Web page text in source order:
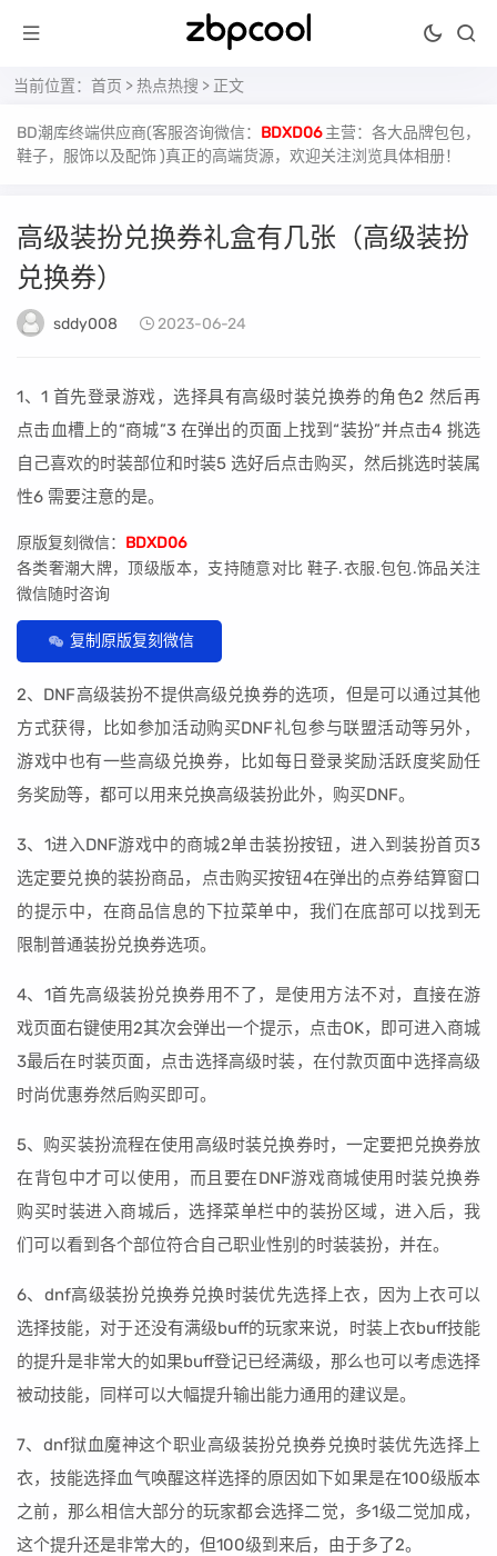
当前位置： 首页 >热点热搜 > 正文
BD潮库终端供应商(客服咨询微信： BDXD06 主营：各大品牌包包，
鞋子，服饰以及配饰 )真正的高端货源，欢迎关注浏览具体相册！
高级装扮兑换券礼盒有几张（高级装扮
兑换券）
sddy008 2023-06-24
1、1 首先登录游戏，选择具有高级时装兑换券的角色2 然后再
点击血槽上的“商城”3 在弹出的页面上找到“装扮”并点击4 挑选
自己喜欢的时装部位和时装5 选好后点击购买，然后挑选时装属
性6 需要注意的是。
原版复刻微信： BDXD06
各类奢潮大牌，顶级版本，支持随意对比 鞋子.衣服.包包.饰品关注
微信随时咨询
复制原版复刻微信
2、DNF高级装扮不提供高级兑换券的选项，但是可以通过其他
方式获得，比如参加活动购买DNF礼包参与联盟活动等另外，
游戏中也有一些高级兑换券，比如每日登录奖励活跃度奖励任
务奖励等，都可以用来兑换高级装扮此外，购买DNF。
3、1进入DNF游戏中的商城2单击装扮按钮，进入到装扮首页3
选定要兑换的装扮商品，点击购买按钮4在弹出的点券结算窗口
的提示中，在商品信息的下拉菜单中，我们在底部可以找到无
限制普通装扮兑换券选项。
4、1首先高级装扮兑换券用不了，是使用方法不对，直接在游
戏页面右键使用2其次会弹出一个提示，点击OK，即可进入商城
3最后在时装页面，点击选择高级时装，在付款页面中选择高级
时尚优惠券然后购买即可。
5、购买装扮流程在使用高级时装兑换券时，一定要把兑换券放
在背包中才可以使用，而且要在DNF游戏商城使用时装兑换券
购买时装进入商城后，选择菜单栏中的装扮区域，进入后，我
们可以看到各个部位符合自己职业性别的时装装扮，并在。
6、dnf高级装扮兑换券兑换时装优先选择上衣，因为上衣可以
选择技能，对于还没有满级buff的玩家来说，时装上衣buff技能
的提升是非常大的如果buff登记已经满级，那么也可以考虑选择
被动技能，同样可以大幅提升输出能力通用的建议是。
7、dnf狱血魔神这个职业高级装扮兑换券兑换时装优先选择上
衣，技能选择血气唤醒这样选择的原因如下如果是在100级版本
之前，那么相信大部分的玩家都会选择二觉，多1级二觉加成，
这个提升还是非常大的，但100级到来后，由于多了2。